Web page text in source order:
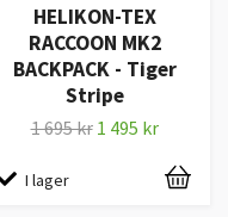
HELIKON-TEX
RACCOON MK2
BACKPACK - Tiger
Stripe
1 695 kr 1 495 kr
I lager